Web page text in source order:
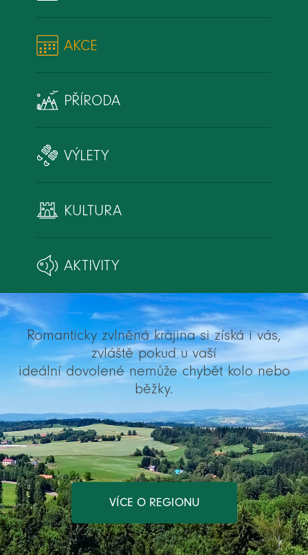
AKCE
PŘÍRODA
VÝLETY
KULTURA
AKTIVITY
Romanticky zvlněná krajina si získá i vás,
zvláště pokud u vaší
ideální dovolené nemůže chybět kolo nebo
běžky.
VÍCE O REGIONU